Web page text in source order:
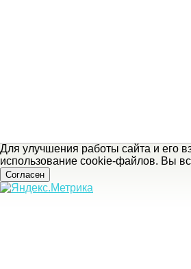
Для улучшения работы сайта и его
использование cookie-файлов. Вы
Согласен